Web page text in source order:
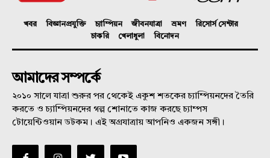
খবর বিজ্ঞানপ্রযুক্তি চ্যাম্পিয়ন জীবনযাত্রা ভ্রমণ
রিসোর্স সেন্টার
চাকরি
খেলাধুলা বিনোদন
আমাদের সম্পর্কে
২০১০ সালে যাত্রা শুরুর পর থেকেই একুশ শতকের চ্যাম্পিয়নদের তৈরি
করতে ও চ্যাম্পিয়নদের গল্প শোনাতে কাজ করছে চ্যাম্পস
টোয়েন্টিওয়ান ডটকম। এই অগ্রযাত্রায় আপনিও একজন সঙ্গী।